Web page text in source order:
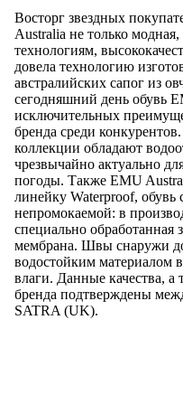
Восторг звездных
Australia не только
технологиям,
довела технологию
австралийских сапог из
сегодняшний день обувь
исключительных
бренда среди
коллекции обладают
чрезвычайно актуально
погоды. Также EMU
линейку Waterproof, обувь
непромокаемой: в
специально
мембрана. Швы снаружи
водостойким материалом
влаги. Данные качества, а
бренда подтверждены
SATRA (UK).